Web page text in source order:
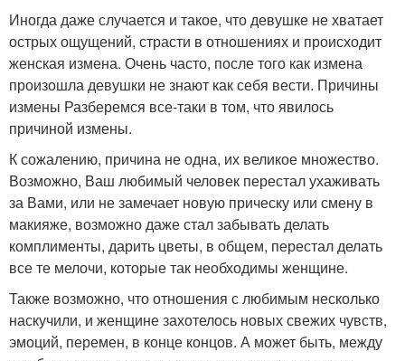
Иногда даже случается и такое, что девушке не хватает
острых ощущений, страсти в отношениях и происходит
женская измена. Очень часто, после того как измена
произошла девушки не знают как себя вести. Причины
измены Разберемся все-таки в том, что явилось
причиной измены.
К сожалению, причина не одна, их великое множество.
Возможно, Ваш любимый человек перестал ухаживать
за Вами, или не замечает новую прическу или смену в
макияже, возможно даже стал забывать делать
комплименты, дарить цветы, в общем, перестал делать
все те мелочи, которые так необходимы женщине.
Также возможно, что отношения с любимым несколько
наскучили, и женщине захотелось новых свежих чувств,
эмоций, перемен, в конце концов. А может быть, между